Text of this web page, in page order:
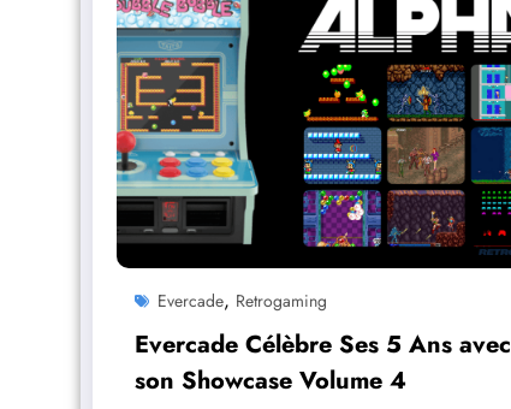
Evercade, Retrogaming
Evercade Célèbre Ses 5 Ans avec
son Showcase Volume 4